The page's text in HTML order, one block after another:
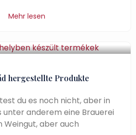
Mehr lesen
hergestellte Produkte
du es noch nicht, aber in
unter anderem eine Brauerei
Weingut, aber auch